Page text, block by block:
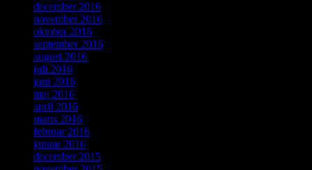
december 2016
november 2016
oktober 2016
september 2016
august 2016
juli 2016
juni 2016
maj 2016
april 2016
marts 2016
februar 2016
januar 2016
december 2015